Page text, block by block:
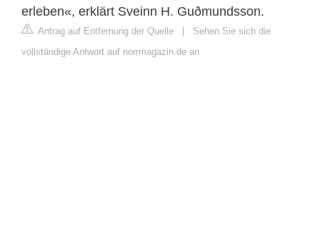
erleben«, erklärt Sveinn H. Guðmundsson.
Antrag auf Entfernung der Quelle | Sehen Sie sich die
vollständige Antwort auf norrmagazin.de an